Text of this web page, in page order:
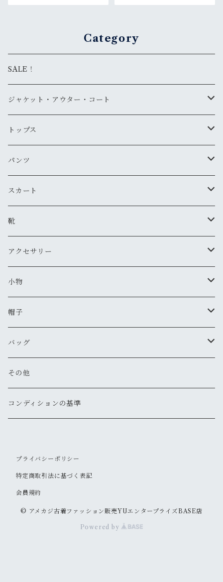
Category
SALE！
ジャケット・アウター・コート
デニムジャケット
古着
新品
レザージャケット
古着
新品
ミリタリージャケット
古着
新品
ダウンジャケット
古着
新品
スタジアムジャンバー
古着
新品
ワークジャケット
古着
新品
コート
古着
新品
マウンテンパーカー
古着
その他
古着
ナイロンジャケット
新品
トップス
ニット・セーター
古着
新品
カーディガン
Tシャツ・カットソー（半袖・袖無し）
古着
新品
Tシャツ・カットソー（長袖・７分）
新品
古着
ポロシャツ
新品
古着
シャツ（半袖）
古着
新品
シャツ（長袖）
古着
パーカー
古着
スウェット
古着
ベスト
古着
その他
パンツ
デニム・ジーンズ
古着
新品
ワークパンツ
新品
古着
ミリタリー・カーゴパンツ
新品
古着
チノパン
古着
新品
ショートパンツ
古着
新品
オーバーオール
古着
その他
古着
スカート
古着
靴
スニーカー
ブーツ
古着
新品
サンダル
長靴・レインシューズ
その他
アクセサリー
ネックレス
ブレスレット
新品
バングル・リストバンド
ピアス
リング
小物
財布
新品
古着
キーケース
手袋
新品
ベルト
サングラス
ソックス
帽子
キャップ
古着
ハット
新品
ニットキャップ・ビーニー
新品
古着
キャスケット
その他
バッグ
ショルダー
新品
トート
新品
リュックサック・バックパック
ウェストポーチ
その他
コンディションの基準
プライバシーポリシー
特定商取引法に基づく表記
会員規約
© アメカジ古着ファッション販売YUエンタープライズBASE店
Powered by